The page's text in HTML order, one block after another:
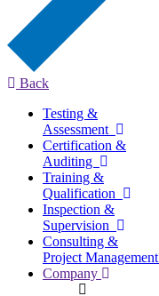
Back
Testing &
Assessment
Certification &
Auditing
Training &
Qualification
Inspection &
Supervision
Consulting &
Project Management
Company